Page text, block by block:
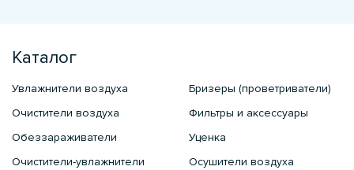
Каталог
Увлажнители воздуха
Очистители воздуха
Обеззараживатели
Очистители-увлажнители
Бризеры (проветриватели)
Фильтры и аксессуары
Уценка
Осушители воздуха